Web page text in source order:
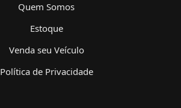
Quem Somos
Estoque
Venda seu Veículo
Política de Privacidade